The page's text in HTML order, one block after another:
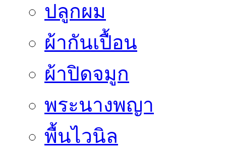
ปลูกผม
ผ้ากันเปื้อน
ผ้าปิดจมูก
พระนางพญา
พื้นไวนิล